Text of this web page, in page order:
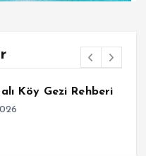
Köy Gezi Rehberi